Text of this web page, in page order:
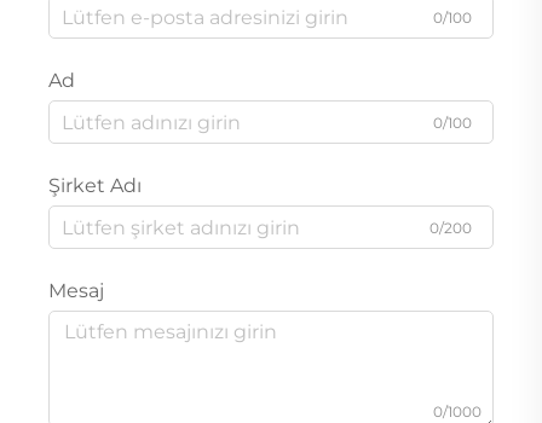
0/100
Ad
0/100
Şirket Adı
0/200
Mesaj
0/1000